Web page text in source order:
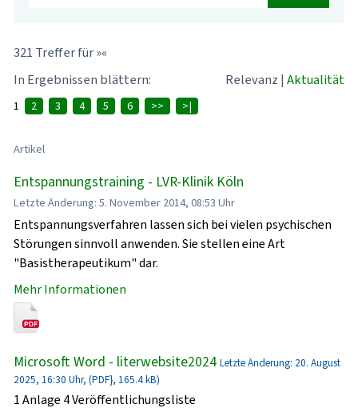
321 Treffer für »«
In Ergebnissen blättern:
Relevanz | Aktualität
1 2 3 4 5 6 >> >|
Artikel
Entspannungstraining - LVR-Klinik Köln
Letzte Änderung: 5. November 2014, 08:53 Uhr
Entspannungsverfahren lassen sich bei vielen psychischen
Störungen sinnvoll anwenden. Sie stellen eine Art
"Basistherapeutikum" dar.
Mehr Informationen
Microsoft Word - literwebsite2024 Letzte Änderung: 20. August
2025, 16:30 Uhr, (PDF}, 165.4 kB)
1 Anlage 4 Veröffentlichungsliste